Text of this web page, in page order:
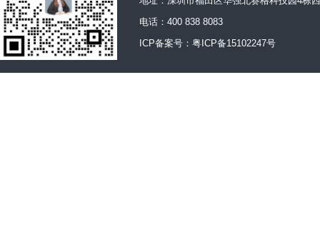
电话：400 838 8083
ICP备案号： 粤ICP备15102247号